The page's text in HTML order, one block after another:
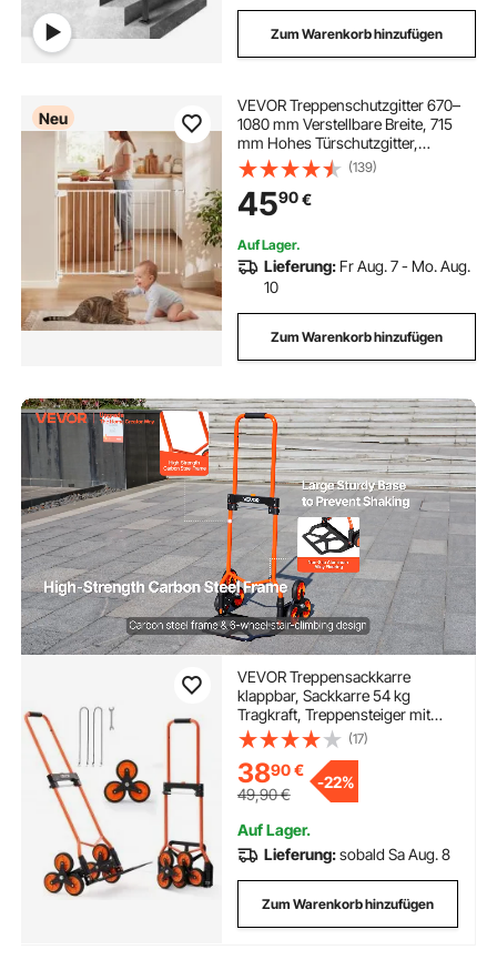
Zum Warenkorb hinzufügen
Neu
VEVOR Treppenschutzgitter 670–
1080 mm Verstellbare Breite, 715
mm Hohes Türschutzgitter,
Kindergitter mit Bohrset (ohne
Bodenstange), Kinderschutzgitter
für Treppen, Türrahmen &
Wohnräume, Weiß
(139)
4590€
Auf Lager.
Lieferung: Fr Aug. 7 - Mo. Aug.
10
Zum Warenkorb hinzufügen
VEVOR Treppensackkarre
klappbar, Sackkarre 54 kg
Tragkraft, Treppensteiger mit
Teleskopgriff, 6 Rädern & 2
Spanngurten, Transportkarre,
Treppenkarre, ideal für Haushalt,
Einkauf & Lager
(17)
3890€
49,90€
-22%
Auf Lager.
Lieferung:sobald Sa Aug. 8
Zum Warenkorb hinzufügen